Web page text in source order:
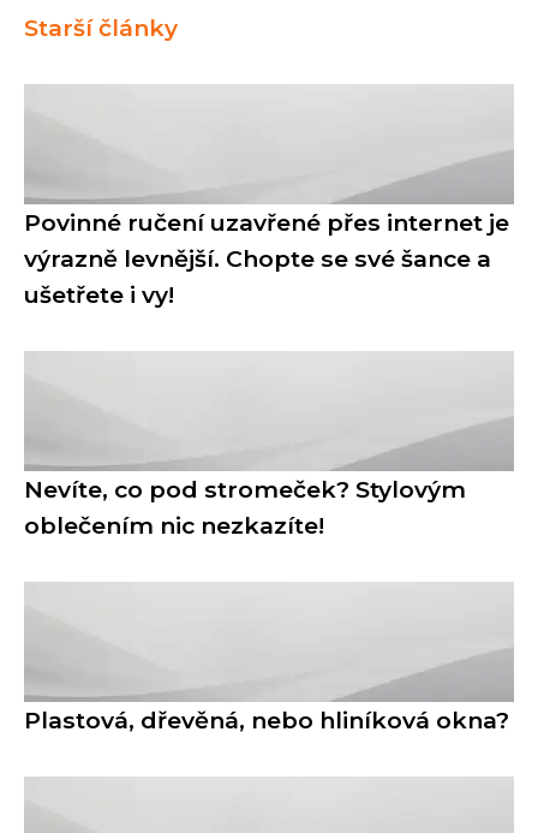
Starší články
Povinné ručení uzavřené přes internet je
výrazně levnější. Chopte se své šance a
ušetřete i vy!
Nevíte, co pod stromeček? Stylovým
oblečením nic nezkazíte!
Plastová, dřevěná, nebo hliníková okna?